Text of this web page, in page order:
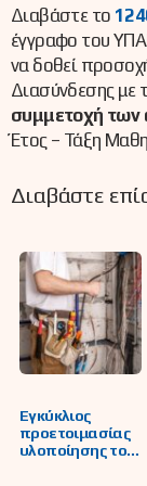
Διαβάστε το
έγγραφο του
να δοθεί
Διασύνδεσης με
συμμετοχή
Έτος – Τάξη
Διαβάστε
Εγκύκλιος
προετοιμασίας
υλοποίησης του